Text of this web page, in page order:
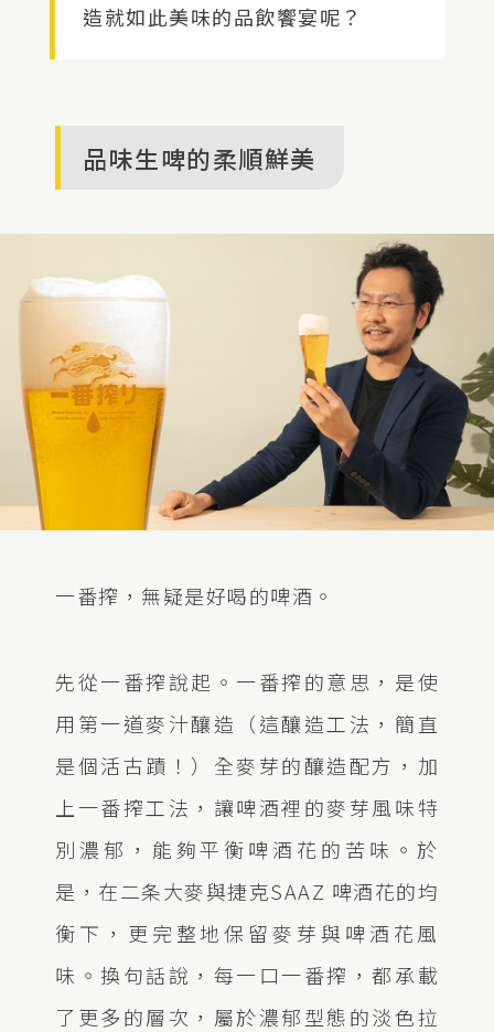
造就如此美味的品飲饗宴呢？
品味生啤的柔順鮮美
一番搾，無疑是好喝的啤酒。
先從一番搾說起。一番搾的意思，是使
用第一道麥汁釀造（這釀造工法，簡直
是個活古蹟！）全麥芽的釀造配方，加
上一番搾工法，讓啤酒裡的麥芽風味特
別濃郁，能夠平衡啤酒花的苦味。於
是，在二条大麥與捷克SAAZ 啤酒花的均
衡下，更完整地保留麥芽與啤酒花風
味。換句話說，每一口一番搾，都承載
了更多的層次，屬於濃郁型態的淡色拉